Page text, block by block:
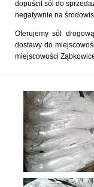
dopuścił sól do
negatywnie na
Oferujemy sól
dostawy do
miejscowości